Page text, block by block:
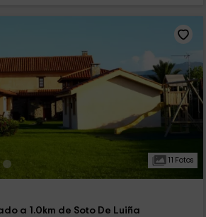
11 Fotos
a 1.0km de Soto De Luiña